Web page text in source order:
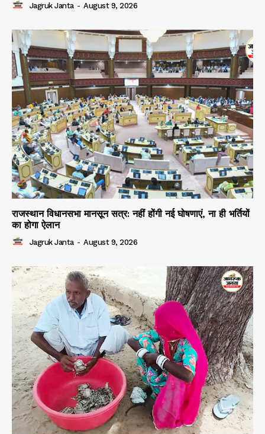
Jagruk Janta - August 9, 2026
राजस्थान विधानसभा मानसून सत्र: नहीं होंगी नई घोषणाएं, ना ही भर्तियों
का होगा ऐलान
Jagruk Janta - August 9, 2026